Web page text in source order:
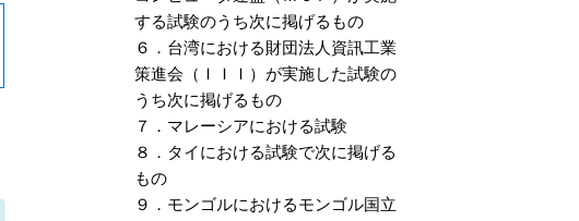
する試験のうち次に掲げるもの
６．台湾における財団法人資訊工業
策進会（ＩＩＩ）が実施した試験の
うち次に掲げるもの
７．マレーシアにおける試験
８．タイにおける試験で次に掲げる
もの
９．モンゴルにおけるモンゴル国立